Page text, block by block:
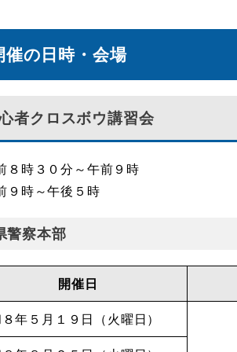
催の日時・会場
者クロスボウ講習会
８時３０分～午前９時
９時～午後５時
警察本部
開催日
年５月１９日（火曜日）